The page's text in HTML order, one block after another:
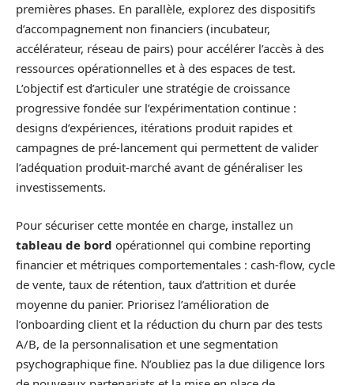
premières phases. En parallèle, explorez des dispositifs
d’accompagnement non financiers (incubateur,
accélérateur, réseau de pairs) pour accélérer l’accès à des
ressources opérationnelles et à des espaces de test.
L’objectif est d’articuler une stratégie de croissance
progressive fondée sur l’expérimentation continue :
designs d’expériences, itérations produit rapides et
campagnes de pré-lancement qui permettent de valider
l’adéquation produit-marché avant de généraliser les
investissements.
Pour sécuriser cette montée en charge, installez un
tableau de bord opérationnel qui combine reporting
financier et métriques comportementales : cash-flow, cycle
de vente, taux de rétention, taux d’attrition et durée
moyenne du panier. Priorisez l’amélioration de
l’onboarding client et la réduction du churn par des tests
A/B, de la personnalisation et une segmentation
psychographique fine. N’oubliez pas la due diligence lors